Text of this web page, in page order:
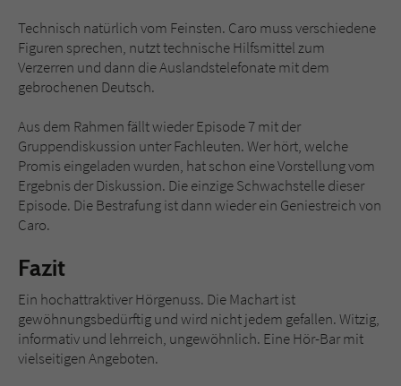
Technisch natürlich vom Feinsten. Caro muss verschiedene
Figuren sprechen, nutzt technische Hilfsmittel zum
Verzerren und dann die Auslandstelefonate mit dem
gebrochenen Deutsch.
Aus dem Rahmen fällt wieder Episode 7 mit der
Gruppendiskussion unter Fachleuten. Wer hört, welche
Promis eingeladen wurden, hat schon eine Vorstellung vom
Ergebnis der Diskussion. Die einzige Schwachstelle dieser
Episode. Die Bestrafung ist dann wieder ein Geniestreich von
Caro.
Fazit
Ein hochattraktiver Hörgenuss. Die Machart ist
gewöhnungsbedürftig und wird nicht jedem gefallen. Witzig,
informativ und lehrreich, ungewöhnlich. Eine Hör-Bar mit
vielseitigen Angeboten.